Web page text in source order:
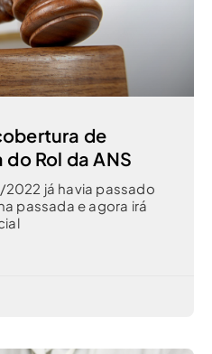
de
Rol da ANS
já havia passado
passada e agora irá